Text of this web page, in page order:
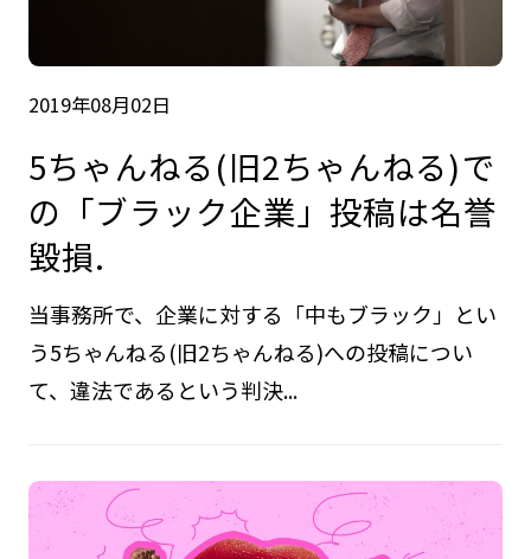
2019年08月02日
5ちゃんねる(旧2ちゃんねる)で
の「ブラック企業」投稿は名誉
毀損.
当事務所で、企業に対する「中もブラック」とい
う5ちゃんねる(旧2ちゃんねる)への投稿につい
て、違法であるという判決...